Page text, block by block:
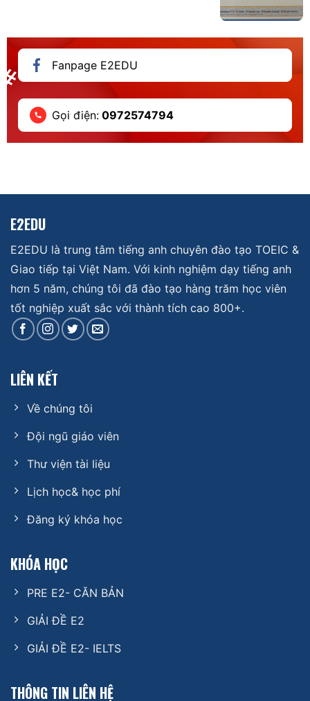
Fanpage E2EDU
Gọi điện: 0972574794
E2EDU
E2EDU là trung tâm tiếng anh chuyên đào tạo TOEIC &
Giao tiếp tại Việt Nam. Với kinh nghiệm dạy tiếng anh
hơn 5 năm, chúng tôi đã đào tạo hàng trăm học viên
tốt nghiệp xuất sắc với thành tích cao 800+.
LIÊN KẾT
Về chúng tôi
Đội ngũ giáo viên
Thư viện tài liệu
Lịch học& học phí
Đăng ký khóa học
KHÓA HỌC
PRE E2- CĂN BẢN
GIẢI ĐỀ E2
GIẢI ĐỀ E2- IELTS
THÔNG TIN LIÊN HỆ